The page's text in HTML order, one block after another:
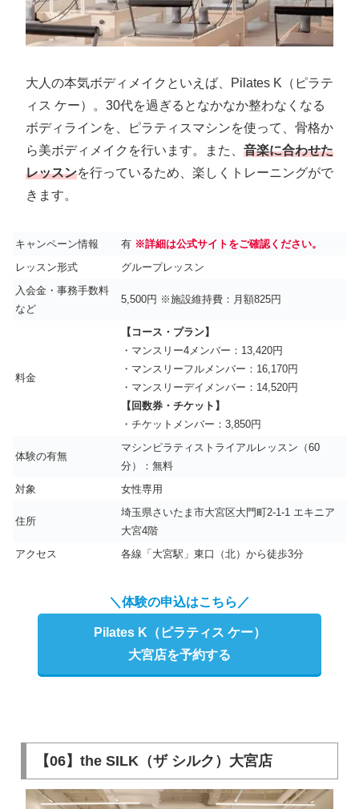
大人の本気ボディメイクといえば、Pilates K（ピラテ
ィス ケー）。30代を過ぎるとなかなか整わなくなる
ボディラインを、ピラティスマシンを使って、骨格か
ら美ボディメイクを行います。また、 音楽に合わせた
レッスンを行っているため、楽しくトレーニングがで
きます。
キャンペーン情報 有 ※詳細は公式サイトをご確認ください。
レッスン形式
グループレッスン
入会金・事務手数料
など
5,500円 ※施設維持費：月額825円
料金
【コース・プラン】
・マンスリー4メンバー：13,420円
・マンスリーフルメンバー：16,170円
・マンスリーデイメンバー：14,520円
【回数券・チケット】
・チケットメンバー：3,850円
体験の有無
マシンピラティストライアルレッスン（60
分）：無料
対象
女性専用
住所
埼玉県さいたま市大宮区大門町2-1-1 エキニア
大宮4階
アクセス
各線「大宮駅」東口（北）から徒歩3分
＼体験の申込はこちら／
Pilates K（ピラティス ケー）
大宮店を予約する
【06】the SILK（ザ シルク）大宮店